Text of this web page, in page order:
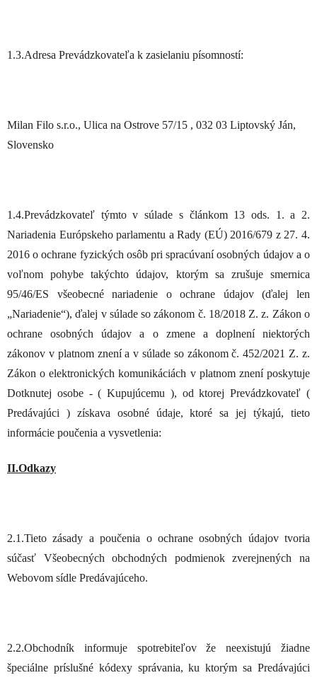
1.3.Adresa Prevádzkovateľa k zasielaniu písomností:
Milan Filo s.r.o., Ulica na Ostrove 57/15 , 032 03 Liptovský Ján,
Slovensko
1.4.Prevádzkovateľ týmto v súlade s článkom 13 ods. 1. a 2.
Nariadenia Európskeho parlamentu a Rady (EÚ) 2016/679 z 27. 4.
2016 o ochrane fyzických osôb pri spracúvaní osobných údajov a o
voľnom pohybe takýchto údajov, ktorým sa zrušuje smernica
95/46/ES všeobecné nariadenie o ochrane údajov (ďalej len
„Nariadenie“), ďalej v súlade so zákonom č. 18/2018 Z. z. Zákon o
ochrane osobných údajov a o zmene a doplnení niektorých
zákonov v platnom znení a v súlade so zákonom č. 452/2021 Z. z.
Zákon o elektronických komunikáciách v platnom znení poskytuje
Dotknutej osobe - ( Kupujúcemu ), od ktorej Prevádzkovateľ (
Predávajúci ) získava osobné údaje, ktoré sa jej týkajú, tieto
informácie poučenia a vysvetlenia:
II.Odkazy
2.1.Tieto zásady a poučenia o ochrane osobných údajov tvoria
súčasť Všeobecných obchodných podmienok zverejnených na
Webovom sídle Predávajúceho.
2.2.Obchodník informuje spotrebiteľov že neexistujú žiadne
špeciálne príslušné kódexy správania, ku ktorým sa Predávajúci